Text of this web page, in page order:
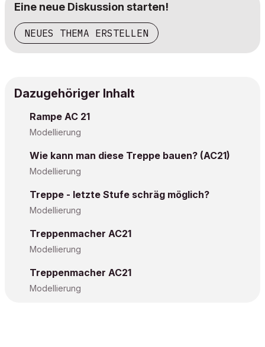
Eine neue Diskussion starten!
NEUES THEMA ERSTELLEN
Dazugehöriger Inhalt
Rampe AC 21
Modellierung
Wie kann man diese Treppe bauen? (AC21)
Modellierung
Treppe - letzte Stufe schräg möglich?
Modellierung
Treppenmacher AC21
Modellierung
Treppenmacher AC21
Modellierung